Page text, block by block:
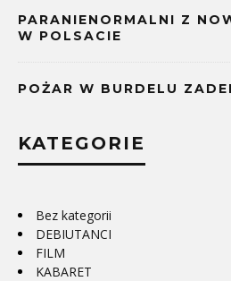
PARANIENORMALNI Z
W POLSACIE
POŻAR W BURDELU
KATEGORIE
Bez kategorii
DEBIUTANCI
FILM
KABARET